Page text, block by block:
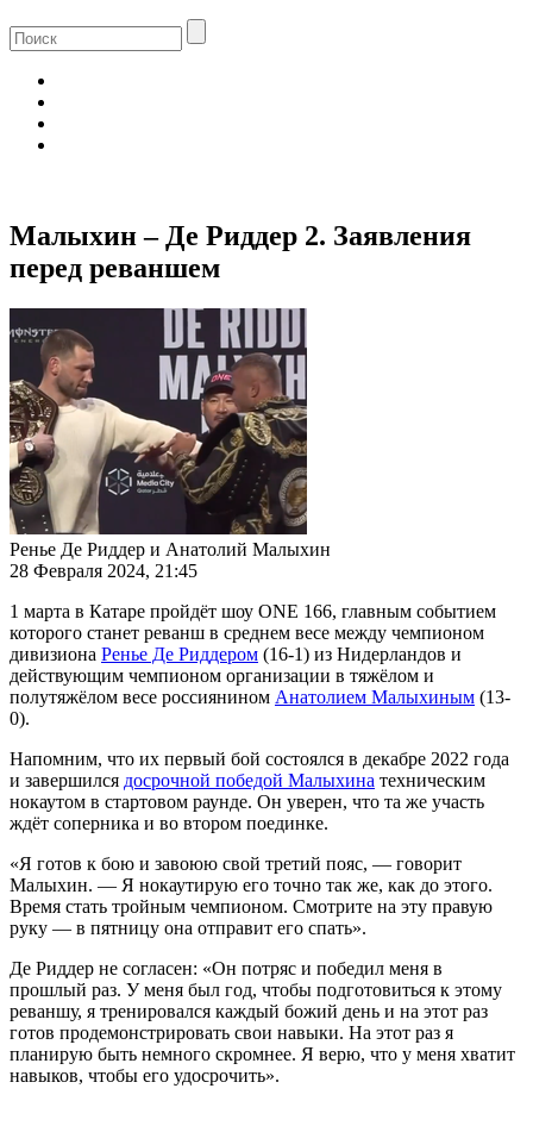
Малыхин – Де Риддер 2. Заявления
перед реваншем
Ренье Де Риддер и Анатолий Малыхин
28 Февраля 2024, 21:45
1 марта в Катаре пройдёт шоу ONE 166, главным событием
которого станет реванш в среднем весе между чемпионом
дивизиона Ренье Де Риддером (16-1) из Нидерландов и
действующим чемпионом организации в тяжёлом и
полутяжёлом весе россиянином Анатолием Малыхиным (13-
0).
Напомним, что их первый бой состоялся в декабре 2022 года
и завершился досрочной победой Малыхина техническим
нокаутом в стартовом раунде. Он уверен, что та же участь
ждёт соперника и во втором поединке.
«Я готов к бою и завоюю свой третий пояс, — говорит
Малыхин. — Я нокаутирую его точно так же, как до этого.
Время стать тройным чемпионом. Смотрите на эту правую
руку — в пятницу она отправит его спать».
Де Риддер не согласен: «Он потряс и победил меня в
прошлый раз. У меня был год, чтобы подготовиться к этому
реваншу, я тренировался каждый божий день и на этот раз
готов продемонстрировать свои навыки. На этот раз я
планирую быть немного скромнее. Я верю, что у меня хватит
навыков, чтобы его удосрочить».